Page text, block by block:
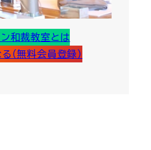
ン和裁教室とは
（無料会員登録）